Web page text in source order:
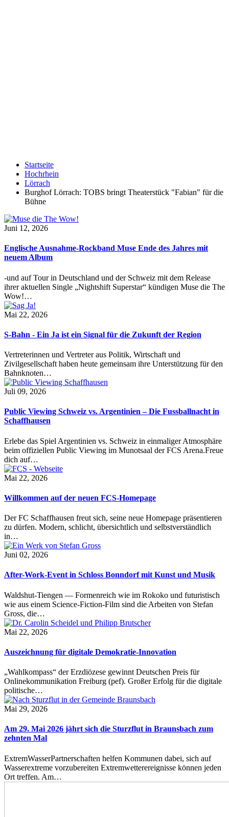
Startseite
Hochrhein
Lörrach
Burghof Lörrach: TOBS bringt Theaterstück "Fabian" für die
Bühne
Juni 12, 2026
Englische Ausnahme-Rockband Muse Ende des Jahres mit
neuem Album
-und auf Tour in Deutschland und der Schweiz mit dem Release
ihrer aktuellen Single „Nightshift Superstar“ kündigen Muse die The
Wow!…
Mai 22, 2026
S-Bahn - Ein Ja ist ein Signal für die Zukunft der Region
Vertreterinnen und Vertreter aus Politik, Wirtschaft und
Zivilgesellschaft haben heute gemeinsam ihre Unterstützung für den
Bahnknoten…
Juli 09, 2026
Public Viewing Schweiz vs. Argentinien – Die Fussballnacht in
Schaffhausen
Erlebe das Spiel Argentinien vs. Schweiz in einmaliger Atmosphäre
beim offiziellen Public Viewing im Munotsaal der FCS Arena.Freue
dich auf…
Mai 22, 2026
Willkommen auf der neuen FCS-Homepage
Der FC Schaffhausen freut sich, seine neue Homepage präsentieren
zu dürfen. Modern, schlicht, übersichtlich und selbstverständlich
in…
Juni 02, 2026
After-Work-Event in Schloss Bonndorf mit Kunst und Musik
Waldshut-Tiengen — Formenreich wie im Rokoko und futuristisch
wie aus einem Science-Fiction-Film sind die Arbeiten von Stefan
Gross, die…
Mai 22, 2026
Auszeichnung für digitale Demokratie-Innovation
„Wahlkompass“ der Erzdiözese gewinnt Deutschen Preis für
Onlinekommunikation Freiburg (pef). Großer Erfolg für die digitale
politische…
Mai 29, 2026
Am 29. Mai 2026 jährt sich die Sturzflut in Braunsbach zum
zehnten Mal
ExtremWasserPartnerschaften helfen Kommunen dabei, sich auf
Wasserextreme vorzubereiten Extremwetterereignisse können jeden
Ort treffen. Am…